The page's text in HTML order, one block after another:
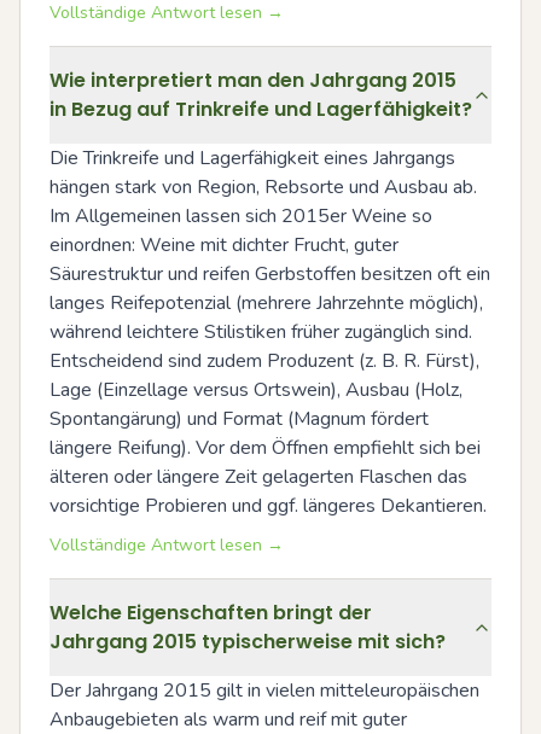
Vollständige Antwort lesen →
Wie interpretiert man den Jahrgang 2015
in Bezug auf Trinkreife und Lagerfähigkeit?
Die Trinkreife und Lagerfähigkeit eines Jahrgangs
hängen stark von Region, Rebsorte und Ausbau ab.
Im Allgemeinen lassen sich 2015er Weine so
einordnen: Weine mit dichter Frucht, guter
Säurestruktur und reifen Gerbstoffen besitzen oft ein
langes Reifepotenzial (mehrere Jahrzehnte möglich),
während leichtere Stilistiken früher zugänglich sind.
Entscheidend sind zudem Produzent (z. B. R. Fürst),
Lage (Einzellage versus Ortswein), Ausbau (Holz,
Spontangärung) und Format (Magnum fördert
längere Reifung). Vor dem Öffnen empfiehlt sich bei
älteren oder längere Zeit gelagerten Flaschen das
vorsichtige Probieren und ggf. längeres Dekantieren.
Vollständige Antwort lesen →
Welche Eigenschaften bringt der
Jahrgang 2015 typischerweise mit sich?
Der Jahrgang 2015 gilt in vielen mitteleuropäischen
Anbaugebieten als warm und reif mit guter